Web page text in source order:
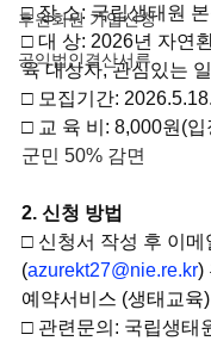
후원회원 가입신청
공익법인결산서류
□ 장 소: 국립생태원
​□ 대 상: 2026년 자연
육 대상자, 관심있는
□ 모집기간:
□ 교 육 비: 8,000원(
군민 50% 감면
2. 신청 방법
□ 신청서 작성 후 이메
(azurekt27@nie.re.kr)
예약서비스 (생태교육
□ 관련문의: 국립생태